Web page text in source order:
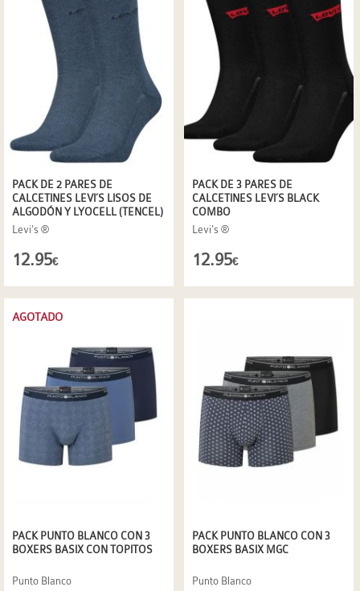
PACK DE 2 PARES DE
CALCETINES LEVI´S LISOS DE
ALGODÓN Y LYOCELL (TENCEL)
Levi's ®
12.95€
PACK DE 3 PARES DE
CALCETINES LEVI´S BLACK
COMBO
Levi's ®
12.95€
PACK PUNTO BLANCO CON 3
BOXERS BASIX CON TOPITOS
Punto Blanco
AGOTADO
PACK PUNTO BLANCO CON 3
BOXERS BASIX MGC
Punto Blanco